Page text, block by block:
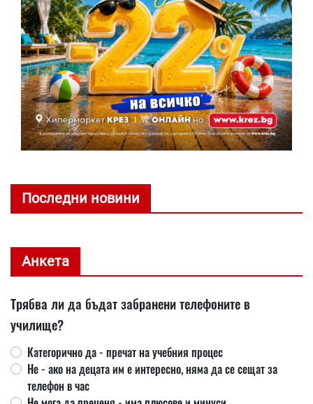
Последни новини
Анкета
Трябва ли да бъдат забранени телефоните в
училище?
Категорично да - пречат на учебния процес
Не - ако на децата им е интересно, няма да се сещат за
телефон в час